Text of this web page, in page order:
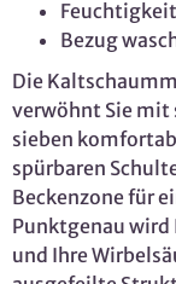
Bezug
Die
verwöhnt Sie mit
sieben
spürbaren
Beckenzone für
Punktgenau wird
und Ihre